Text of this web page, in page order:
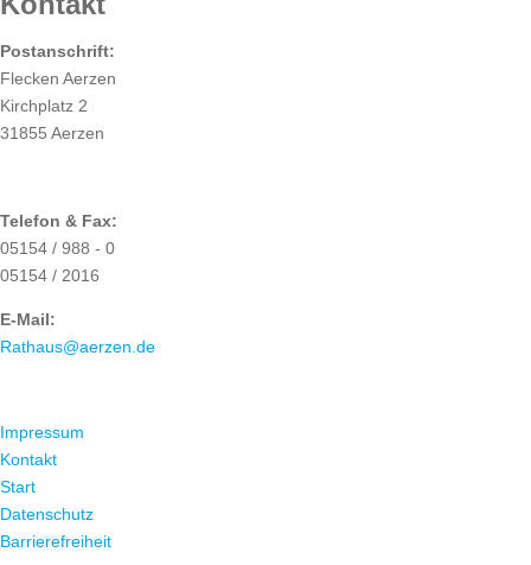
Postanschrift:
Flecken Aerzen
Kirchplatz 2
31855 Aerzen
Telefon & Fax:
05154 / 988 - 0
05154 / 2016
E-Mail:
Rathaus@aerzen.de
Impressum
Kontakt
Start
Datenschutz
Barrierefreiheit